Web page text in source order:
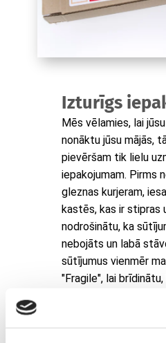
Izturīgs
Mēs vēlamies, lai
nonāktu jūsu mājās,
pievēršam tik lielu
iepakojumam. Pirms
gleznas kurjeram,
kastēs, kas ir stipras
nodrošinātu, ka
nebojāts un labā
sūtījumus vienmēr
"Fragile", lai
trausls, un